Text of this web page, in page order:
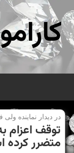
در دیدار نماینده
توقف اعزام
متضرر